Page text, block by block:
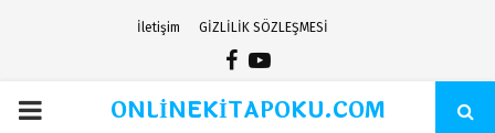
İletişim GİZLİLİK SÖZLEŞMESİ
Facebook
Youtube
PRIMARYONLİNEKİTAPOKU.COM